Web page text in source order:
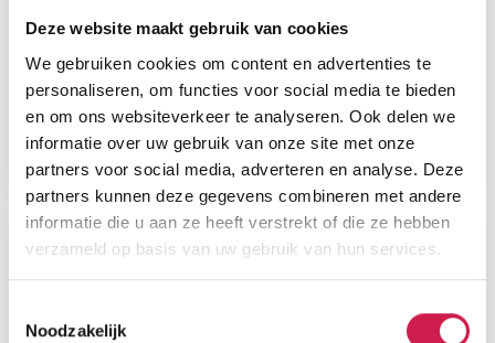
Deze website maakt gebruik van cookies
We gebruiken cookies om content en advertenties te
personaliseren, om functies voor social media te bieden
en om ons websiteverkeer te analyseren. Ook delen we
informatie over uw gebruik van onze site met onze
partners voor social media, adverteren en analyse. Deze
partners kunnen deze gegevens combineren met andere
informatie die u aan ze heeft verstrekt of die ze hebben
verzameld op basis van uw gebruik van hun services.
Noodzakelijk